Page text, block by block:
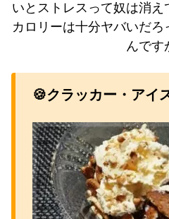
いとストレスって奴は消え
カロリーは十分ヤバいだ
んです
🍪クラッカー・アイ